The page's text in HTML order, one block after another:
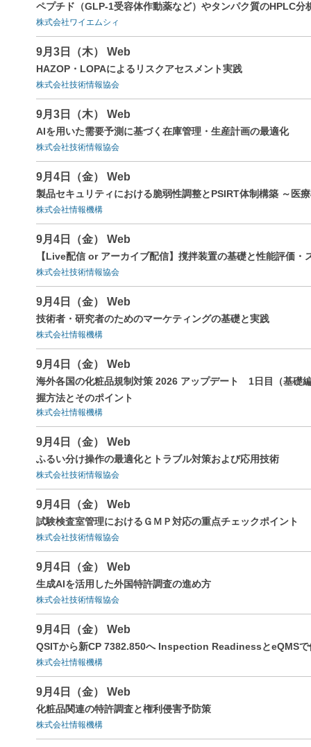
ペプチド（GLP-1受容体作動薬など）やタンパク質のHPLC
株式会社ワイエムシィ
9月3日（木） Web
HAZOP・LOPAによるリスクアセスメント実践
株式会社技術情報協会
9月3日（木） Web
AIを用いた需要予測に基づく在庫管理・生産計画の最適化
株式会社技術情報協会
9月4日（金） Web
製品セキュリティにおける脆弱性調整とPSIRT体制構築 ～医
株式会社情報機構
9月4日（金） Web
【Live配信 or アーカイブ配信】撹拌装置の基礎と性能評価
株式会社技術情報協会
9月4日（金） Web
技術者・研究者のためのマーケティングの基礎と実践
株式会社情報機構
9月4日（金） Web
海外各国の化粧品規制対策 2026 アップデート 1日目（基礎
握方法とそのポイント
株式会社情報機構
9月4日（金） Web
ふるい分け操作の最適化とトラブル対策および応用技術
株式会社技術情報協会
9月4日（金） Web
試験検査室管理におけるＧＭＰ対応の重点チェックポイント
株式会社技術情報協会
9月4日（金） Web
生成AIを活用した外国特許調査の進め方
株式会社技術情報協会
9月4日（金） Web
QSITから新CP 7382.850へ Inspection ReadinessとeQMSで
株式会社情報機構
9月4日（金） Web
化粧品関連の特許調査と権利侵害予防策
株式会社情報機構